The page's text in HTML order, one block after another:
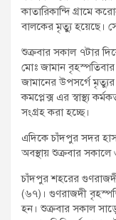
কাতারিকান্দি গ্রামে
বালকের মৃত্যুু হয়েছে।
শুক্রবার সকাল ৭টার
মোঃ জামান
জামানের উপসর্গে মৃত্যুর
কমপ্লেক্স এর স্বাস্থ্য
সংগ্রহ করা হচ্ছে।
এদিকে চাঁদপুর সদর
অবস্থায় শুক্রবার
চাঁদপুর শহরের
(৬৭)। গুণরাজদী
হন। শুক্রবার সকাল